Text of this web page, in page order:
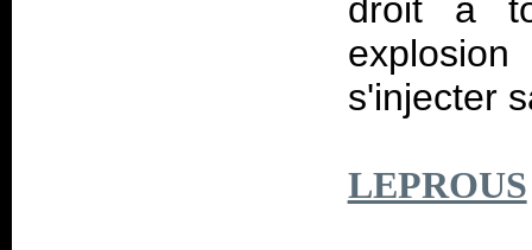
droit à
s'injecter
LEPROUS